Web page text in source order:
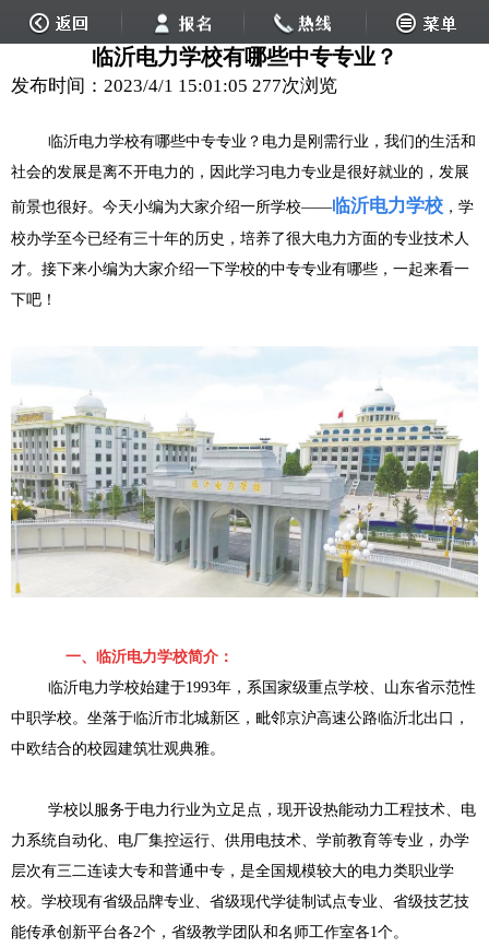
临沂电力学校有哪些中专专业？
发布时间：2023/4/1 15:01:05 277次浏览
临沂电力学校有哪些中专专业？电力是刚需行业，我们的生活和
社会的发展是离不开电力的，因此学习电力专业是很好就业的，发展
前景也很好。今天小编为大家介绍一所学校——临沂电力学校 ，学
校办学至今已经有三十年的历史，培养了很大电力方面的专业技术人
才。接下来小编为大家介绍一下学校的中专专业有哪些，一起来看一
下吧！
一、临沂电力学校简介：
临沂电力学校始建于1993年，系国家级重点学校、山东省示范性
中职学校。坐落于临沂市北城新区，毗邻京沪高速公路临沂北出口，
中欧结合的校园建筑壮观典雅。
学校以服务于电力行业为立足点，现开设热能动力工程技术、电
力系统自动化、电厂集控运行、供用电技术、学前教育等专业，办学
层次有三二连读大专和普通中专，是全国规模较大的电力类职业学
校。学校现有省级品牌专业、省级现代学徒制试点专业、省级技艺技
能传承创新平台各2个，省级教学团队和名师工作室各1个。